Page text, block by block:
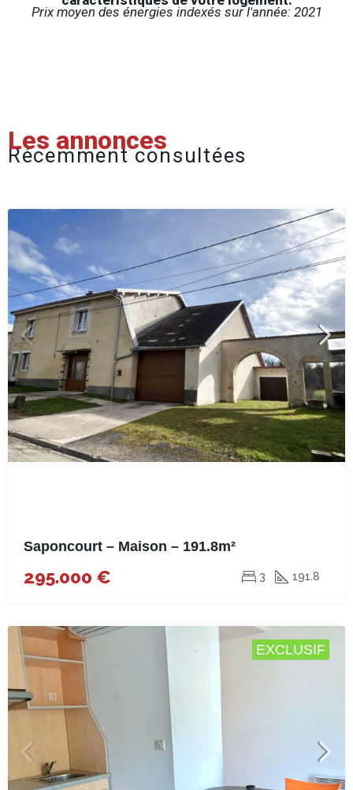
Prix moyen des énergies indexés sur l'année: 2021
Les annonces
Récemment consultées
Saponcourt – Maison – 191.8m²
295.000 € 3 191.8
EXCLUSIF